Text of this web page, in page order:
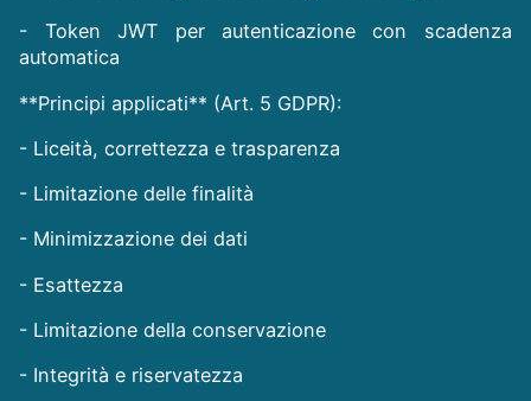
- Token JWT per autenticazione con scadenza
automatica
**Principi applicati** (Art. 5 GDPR):
- Liceità, correttezza e trasparenza
- Limitazione delle finalità
- Minimizzazione dei dati
- Esattezza
- Limitazione della conservazione
- Integrità e riservatezza